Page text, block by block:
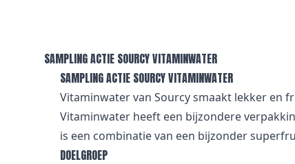
SAMPLING ACTIE SOURCY VITAMINWATER
SAMPLING ACTIE SOURCY VITAMINWATER
Vitaminwater van Sourcy smaakt lekker en
Vitaminwater heeft een bijzondere
is een combinatie van een bijzonder
DOELGROEP